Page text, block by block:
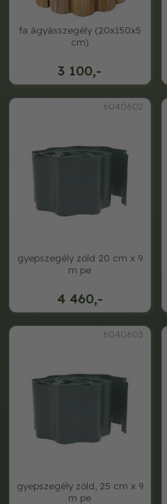
3 100,-
fa ágyásszegély (20x150x5
cm)
6040602
4 460,-
gyepszegély zöld 20 cm x 9
m pe
6040603
gyepszegély zöld, 25 cm x 9
m pe